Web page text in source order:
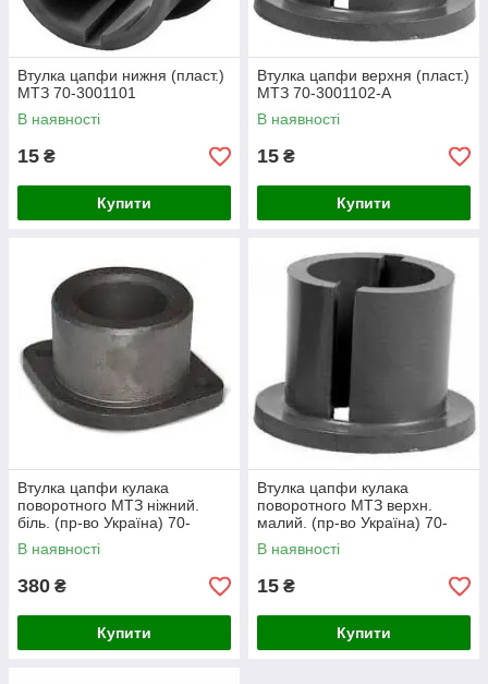
Втулка цапфи нижня (пласт.)
МТЗ 70-3001101
В наявності
15 ₴
Купити
Втулка цапфи верхня (пласт.)
МТЗ 70-3001102-А
В наявності
15 ₴
Купити
Втулка цапфи кулака
поворотного МТЗ ніжний.
біль. (пр-во Україна) 70-
3001101
В наявності
380 ₴
Купити
Втулка цапфи кулака
поворотного МТЗ верхн.
малий. (пр-во Україна) 70-
3001102
В наявності
15 ₴
Купити